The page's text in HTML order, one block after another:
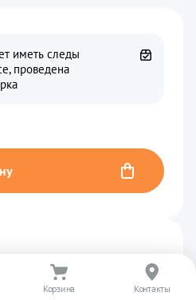
иметь следы
проведена
Intel
Корзина Контакты